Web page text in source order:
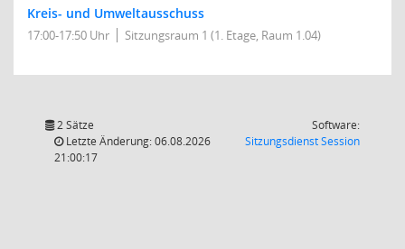
Kreis- und Umweltausschuss
17:00-17:50 Uhr Sitzungsraum 1 (1. Etage, Raum 1.04)
2 Sätze
Letzte Änderung: 06.08.2026
21:00:17
Software:
SitzungsdienstSession(Wird in